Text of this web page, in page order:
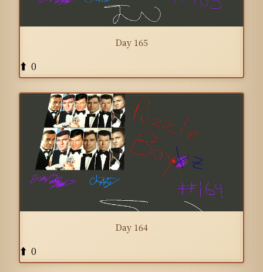
Day 165
⬆️ 0
Day 164
⬆️ 0